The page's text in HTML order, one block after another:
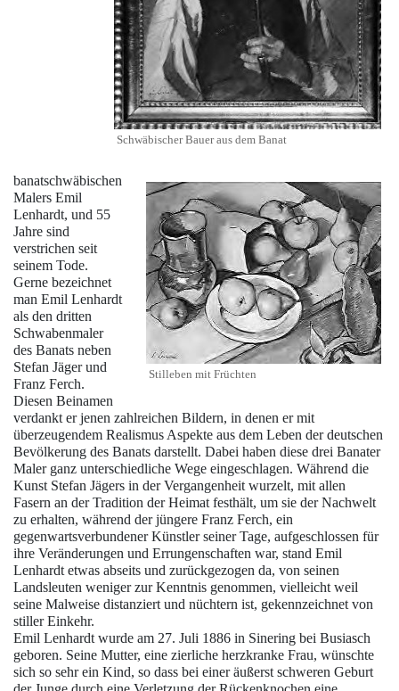
Schwäbischer Bauer aus dem Banat
Stilleben mit Früchten
banatschwäbischen
Malers Emil
Lenhardt, und 55
Jahre sind
verstrichen seit
seinem Tode.
Gerne bezeichnet
man Emil Lenhardt
als den dritten
Schwabenmaler
des Banats neben
Stefan Jägerund
Franz Ferch.
Diesen Beinamen
verdankt er jenen zahlreichen Bildern, in denen er mit
überzeugendem Realismus Aspekte aus dem Leben der deutschen
Bevölkerung des Banats darstellt. Dabei haben diese drei Banater
Maler ganz unterschiedliche Wege eingeschlagen. Während die
Kunst Stefan Jägers in der Vergangenheit wurzelt, mit allen
Fasern an der Tradition der Heimat festhält, um sie der Nachwelt
zu erhalten, während der jüngere Franz Ferch, ein
gegenwartsverbundener Künstler seiner Tage, aufgeschlossen für
ihre Veränderungen und Errungenschaften war, stand Emil
Lenhardt etwas abseits und zurückgezogen da, von seinen
Landsleuten weniger zur Kenntnis genommen, vielleicht weil
seine Malweise distanziert und nüchtern ist, gekennzeichnet von
stiller Einkehr.
Emil Lenhardt wurde am 27. Juli 1886 in Sinering bei Busiasch
geboren. Seine Mutter, eine zierliche herzkranke Frau, wünschte
sich so sehr ein Kind, so dass bei einer äußerst schweren Geburt